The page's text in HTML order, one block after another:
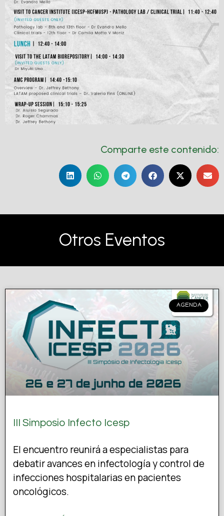
Comparte este contenido:
Otros Eventos
AGENDA
III Simposio Infecto Icesp
El encuentro reunirá a especialistas para
debatir avances en infectología y control de
infecciones hospitalarias en pacientes
oncológicos.